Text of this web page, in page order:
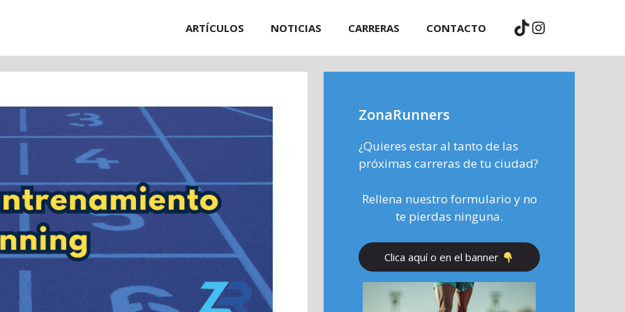
ARTÍCULOS NOTICIAS CARRERAS CONTACTO TikTok
Instagram
ZonaRunners
¿Quieres estar al tanto de las
próximas carreras de tu ciudad?
Rellena nuestro formulario y no
te pierdas ninguna.
Clica aquí o en el banner